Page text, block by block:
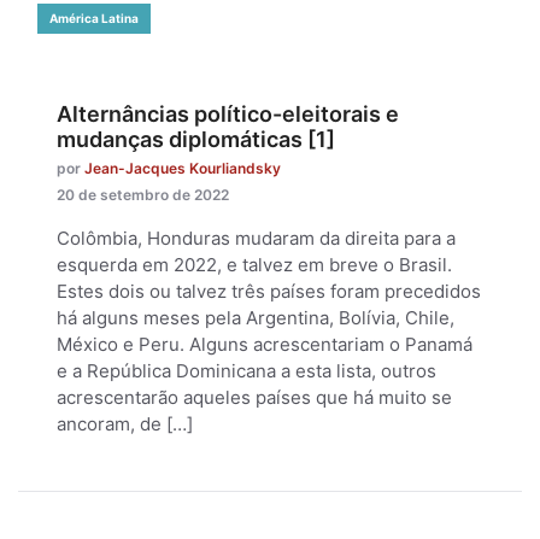
América Latina
Alternâncias político-eleitorais e
mudanças diplomáticas [1]
por Jean-Jacques Kourliandsky
20 de setembro de 2022
Colômbia, Honduras mudaram da direita para a
esquerda em 2022, e talvez em breve o Brasil.
Estes dois ou talvez três países foram precedidos
há alguns meses pela Argentina, Bolívia, Chile,
México e Peru. Alguns acrescentariam o Panamá
e a República Dominicana a esta lista, outros
acrescentarão aqueles países que há muito se
ancoram, de […]